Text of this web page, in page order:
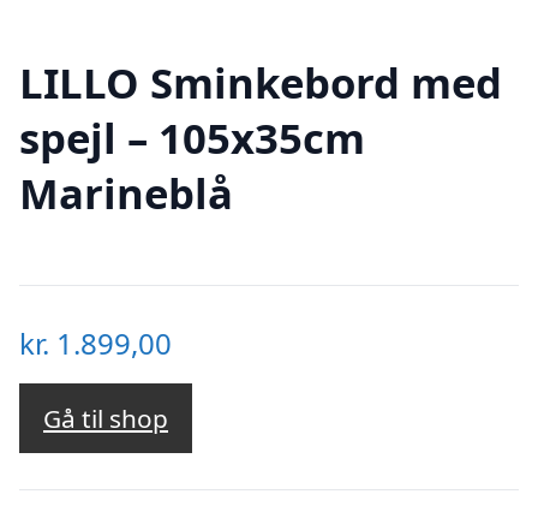
LILLO Sminkebord med
spejl – 105x35cm
Marineblå
kr. 1.899,00
Gå til shop